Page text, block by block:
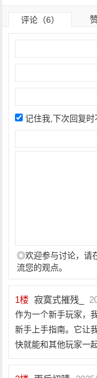
评论（6）
记住我,下次回复
◎欢迎参与讨论，请
流您的观点。
1楼 寂寞式摧残_
作为一个新手玩家，
新手上手指南。它让
快就能和其他玩家一